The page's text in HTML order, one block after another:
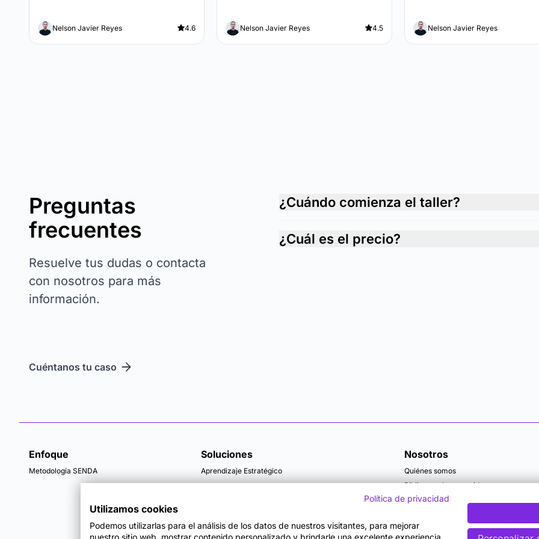
Nelson Javier Reyes 4.6 Nelson Javier Reyes 4.5 Nelson Javier Reyes
Preguntas
frecuentes
Resuelve tus dudas o contacta
con nosotros para más
información.
Cuéntanos tu caso
¿Cuándo comienza el taller?
¿Cuál es el precio?
Enfoque
Metodología SENDA
Soluciones
Aprendizaje Estratégico
Nosotros
Quiénes somos
Biblioteca de contenidos
Articulos y actualidad
Política de privacidad
Utilizamos cookies
Podemos utilizarlas para el análisis de los datos de nuestros visitantes, para mejorar
nuestro sitio web, mostrar contenido personalizado y brindarle una excelente experiencia